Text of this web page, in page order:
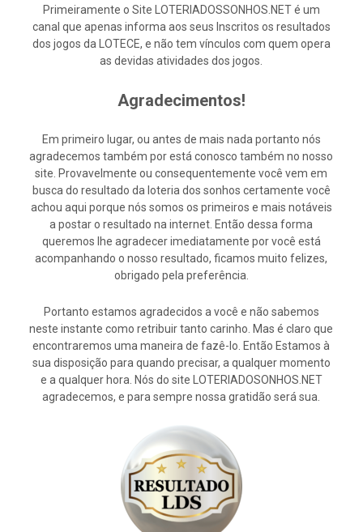
Primeiramente o Site LOTERIADOSSONHOS.NET é um
canal que apenas informa aos seus Inscritos os resultados
dos jogos da LOTECE, e não tem vínculos com quem opera
as devidas atividades dos jogos.
Agradecimentos!
Em primeiro lugar, ou antes de mais nada portanto nós
agradecemos também por está conosco também no nosso
site. Provavelmente ou consequentemente você vem em
busca do resultado da loteria dos sonhos certamente você
achou aqui porque nós somos os primeiros e mais notáveis
a postar o resultado na internet. Então dessa forma
queremos lhe agradecer imediatamente por você está
acompanhando o nosso resultado, ficamos muito felizes,
obrigado pela preferência.
Portanto estamos agradecidos a você e não sabemos
neste instante como retribuir tanto carinho. Mas é claro que
encontraremos uma maneira de fazê-lo. Então Estamos à
sua disposição para quando precisar, a qualquer momento
e a qualquer hora. Nós do site LOTERIADOSONHOS.NET
agradecemos, e para sempre nossa gratidão será sua.